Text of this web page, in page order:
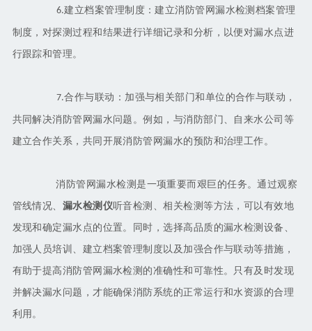
6.建立档案管理制度：建立消防管网漏水检测档案管理
制度，对探测过程和结果进行详细记录和分析，以便对漏水点进
行跟踪和管理。
7.合作与联动：加强与相关部门和单位的合作与联动，
共同解决消防管网漏水问题。例如，与消防部门、自来水公司等
建立合作关系，共同开展消防管网漏水的预防和治理工作。
消防管网漏水检测是一项重要而艰巨的任务。通过观察
管线情况、 漏水检测仪听音检测、相关检测等方法，可以有效地
发现和确定漏水点的位置。同时，选择高品质的漏水检测设备、
加强人员培训、建立档案管理制度以及加强合作与联动等措施，
有助于提高消防管网漏水检测的准确性和可靠性。只有及时发现
并解决漏水问题，才能确保消防系统的正常运行和水资源的合理
利用。